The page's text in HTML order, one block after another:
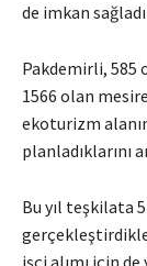
de imkan
Pakdemirli, 585
1566 olan mesire
ekoturizm
planladıklarını
Bu yıl teşkilata